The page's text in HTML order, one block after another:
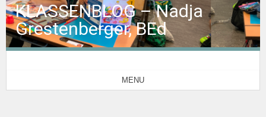
KLASSENBLOG – Nadja
Grestenberger, BEd
MENU